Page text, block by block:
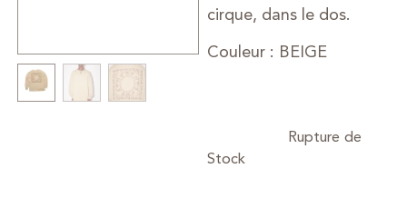
cirque, dans le dos.
Couleur : BEIGE